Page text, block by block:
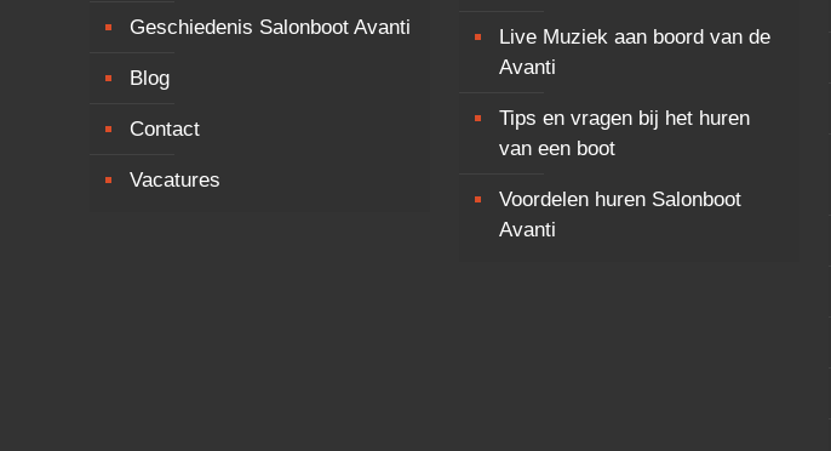
Geschiedenis Salonboot Avanti
Blog
Contact
Vacatures
Live Muziek aan boord van de
Avanti
Tips en vragen bij het huren
van een boot
Voordelen huren Salonboot
Avanti